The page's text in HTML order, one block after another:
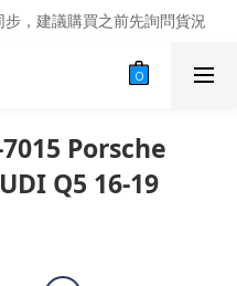
，建議購買之前先詢問貨況
，建議購買之前先詢問貨況
字號，安全有保障
Porsche
Q5 16-19